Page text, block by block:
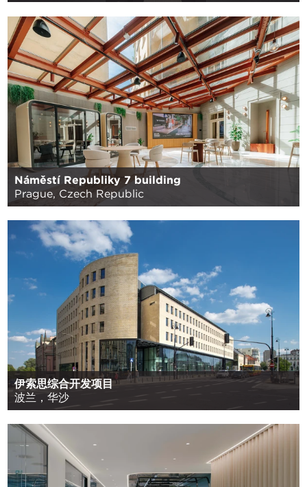
Náměstí Republiky 7 building
Prague, Czech Republic
伊索思综合开发项目
波兰，华沙